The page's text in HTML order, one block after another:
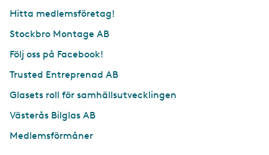
Hitta medlemsföretag!
Stockbro Montage AB
Följ oss på Facebook!
Trusted Entreprenad AB
Glasets roll för samhällsutvecklingen
Västerås Bilglas AB
Medlemsförmåner